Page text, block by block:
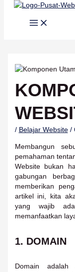
Lewati ke konten
/ Belajar Website/
Membangun
pemahaman
Website bukan
gabungan
memberikan
artikel ini, kita
yang wajib
memanfaatkan
1. DOMAIN
Domain